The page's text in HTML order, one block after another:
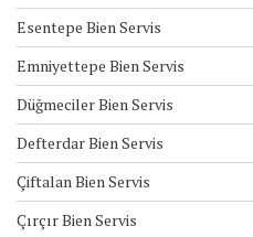
Esentepe Bien Servis
Emniyettepe Bien Servis
Düğmeciler Bien Servis
Defterdar Bien Servis
Çiftalan Bien Servis
Çırçır Bien Servis